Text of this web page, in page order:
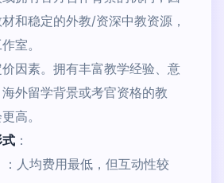
和稳定的外教/资深中教资源，
室。
因素。拥有丰富教学经验、意
外留学背景或考官资格的教
高。
：
：人均费用最低，但互动性较